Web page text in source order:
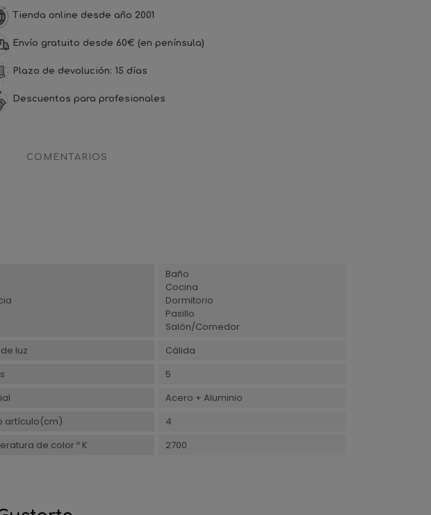
Tienda online desde año 2001
Envío gratuito desde 60€ (en península)
Plazo de devolución: 15 días
Descuentos para profesionales
COMENTARIOS
Baño
Cocina
Dormitorio
Pasillo
Salón/Comedor
luz
Cálida
5
Acero + Aluminio
artículo(cm)
4
de color º K 2700